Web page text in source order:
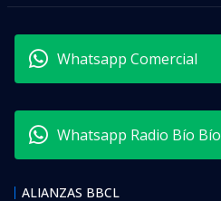
Whatsapp Comercial
Whatsapp Radio Bío Bío
ALIANZAS BBCL